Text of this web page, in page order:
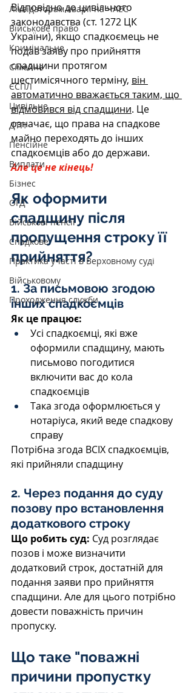
Ліквідаторам аварії на ЧАЕС
Військове право
Кримінальне
Сімейне
ЄСПЛ
Цивільне
ДТП
Пенсійне
Виплати
Бізнес
ОГД
Військові пенсії
Спадкове
Практика участі в Верховному суді
Військовому
Проходження служби
Відповідно до цивільного
законодавства (ст. 1272 ЦК
України), якщо спадкоємець не
подав заяву про прийняття
спадщини протягом
шестимісячного терміну, він
автоматично вважається таким, що
відмовився від спадщини. Це
означає, що права на спадкове
майно переходять до інших
спадкоємців або до держави.
Але це не кінець!
Як оформити
спадщину після
пропущення строку її
прийняття?
1. За письмовою згодою
інших спадкоємців
Як це працює:
Усі спадкоємці, які вже
оформили спадщину, мають
письмово погодитися
включити вас до кола
спадкоємців
Така згода оформлюється у
нотаріуса, який веде спадкову
справу
Потрібна згода ВСІХ спадкоємців,
які прийняли спадщину
2. Через подання до суду
позову про встановлення
додаткового строку
Що робить суд: Суд розглядає
позов і може визначити
додатковий строк, достатній для
подання заяви про прийняття
спадщини. Але для цього потрібно
довести поважність причин
пропуску.
Що таке "поважні
причини пропустку